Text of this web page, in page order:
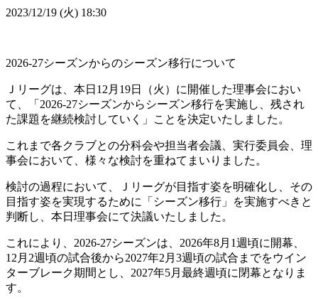
2023/12/19 (火) 18:30
2026-27シーズンからのシーズン移行について
Ｊリーグは、本日12月19日（火）に開催した理事会におい
て、「2026‐27シーズンからシーズン移行を実施し、残され
た課題を継続検討していく」ことを決定いたしました。
これまで各クラブとの分科会や担当者会議、実行委員会、理
事会において、様々な検討を重ねてまいりました。
検討の過程において、Ｊリーグが目指す姿を明確化し、その
目指す姿を実現するために「シーズン移行」を実施すべきと
判断し、本日理事会にて決議いたしました。
これにより、2026-27シーズンは、2026年8月1週頃に開幕、
12月2週頃の試合後から2027年2月3週頃の試合までをウイン
ターブレーク期間とし、2027年5月最終週頃に閉幕となりま
す。